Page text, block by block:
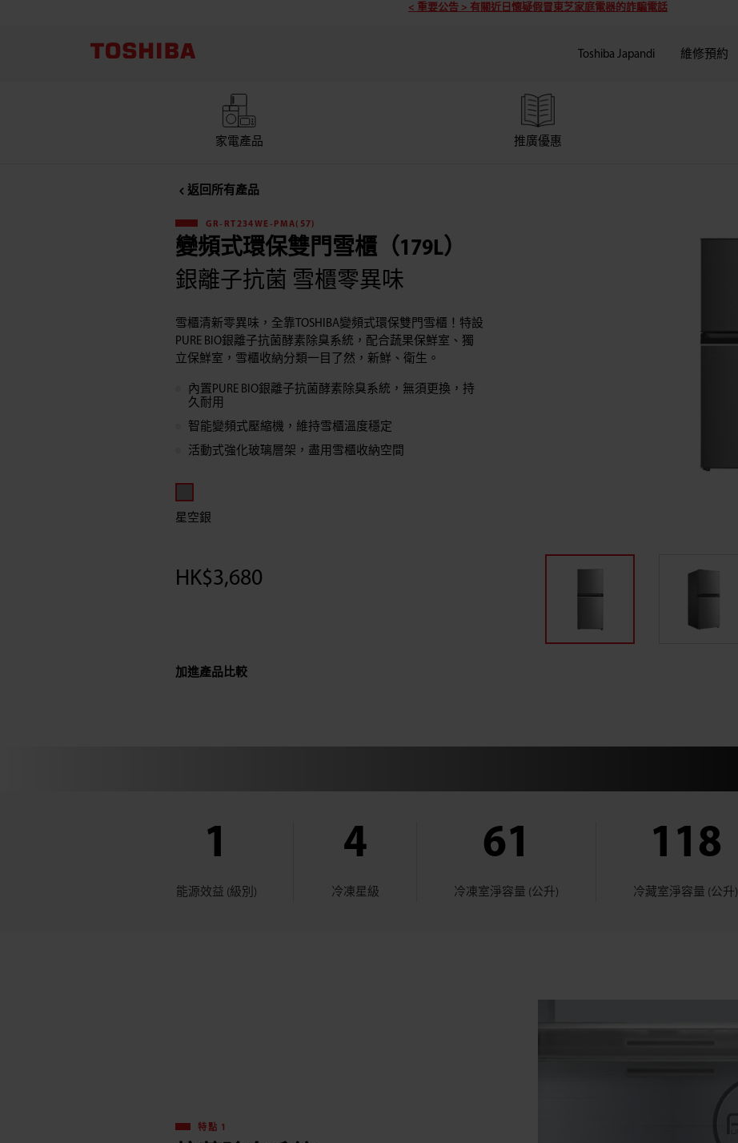
< 重要公告 > 有關近日懷疑假冒東芝家庭電器的詐騙電話
家電產品 推廣優惠
Toshiba Japandi 維修預約
返回所有產品
GR-RT234WE-PMA(57)
變頻式環保雙門雪櫃（179L）
銀離子抗菌 雪櫃零異味
雪櫃清新零異味，全靠TOSHIBA變頻式環保雙門雪櫃！特設
PURE BIO銀離子抗菌酵素除臭系統，配合蔬果保鮮室、獨
立保鮮室，雪櫃收納分類一目了然，新鮮、衛生。
內置PURE BIO銀離子抗菌酵素除臭系統，無須更換，持
久耐用
智能變頻式壓縮機，維持雪櫃溫度穩定
活動式強化玻璃層架，盡用雪櫃收納空間
星空銀
HK$3,680
加進產品比較
1
能源效益 (級別)
4
冷凍星級
61
冷凍室淨容量 (公升)
118
冷藏室淨容量 (公升)
特點 1